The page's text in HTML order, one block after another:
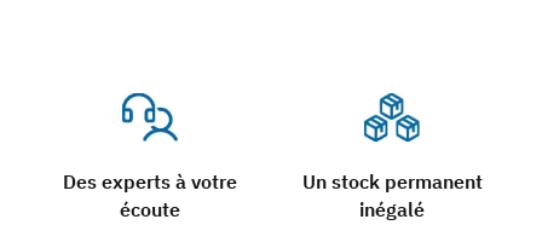
Des experts à votre
écoute
Un stock permanent
inégalé